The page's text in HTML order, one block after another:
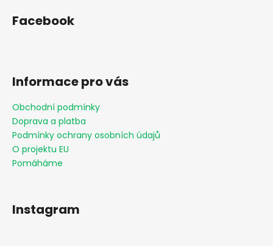
Facebook
Informace pro vás
Obchodní podmínky
Doprava a platba
Podmínky ochrany osobních údajů
O projektu EU
Pomáháme
Instagram